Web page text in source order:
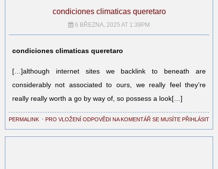
condiciones climaticas queretaro
6 BŘEZNA, 2025 AT 1:39PM
condiciones climaticas queretaro
[…]although internet sites we backlink to beneath are
considerably not associated to ours, we really feel they’re
really really worth a go by way of, so possess a look[…]
PERMALINK ⋅ PRO VLOŽENÍ ODPOVĚDI NA KOMENTÁŘ SE MUSÍTE PŘIHLÁSIT